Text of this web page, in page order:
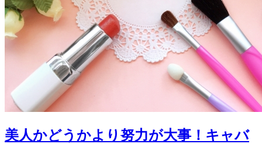
美人かどうかより努力が大事！キャバ